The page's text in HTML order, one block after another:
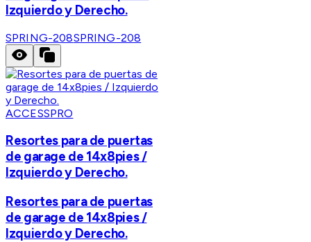
Izquierdo y Derecho.
SPRING-208SPRING-208
ACCESSPRO
Resortes para de puertas
de garage de 14x8pies /
Izquierdo y Derecho.
Resortes para de puertas
de garage de 14x8pies /
Izquierdo y Derecho.